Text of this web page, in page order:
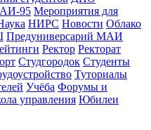
95 Мероприятия для
НИРС Новости Облако
Предуниверсарий МАИ
Ректор Ректорат
Студгородок Студенты
Туториалы
Учёба Форумы и
управления Юбилеи